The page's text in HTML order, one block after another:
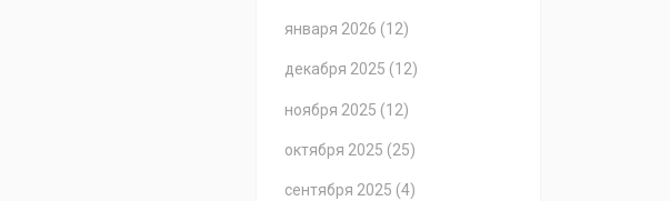
января 2026 (12)
декабря 2025 (12)
ноября 2025 (12)
октября 2025 (25)
сентября 2025 (4)